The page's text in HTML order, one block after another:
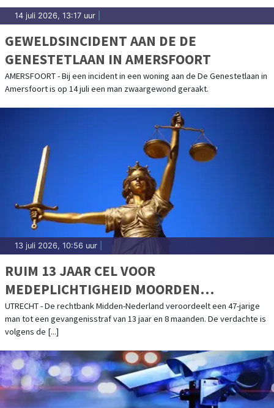
14 juli 2026, 13:17 uur
GEWELDSINCIDENT AAN DE DE
GENESTETLAAN IN AMERSFOORT
AMERSFOORT - Bij een incident in een woning aan de De Genestetlaan in
Amersfoort is op 14 juli een man zwaargewond geraakt.
13 juli 2026, 10:56 uur
RUIM 13 JAAR CEL VOOR
MEDEPLICHTIGHEID MOORDEN
AMERSFOORT EN STEENBERGEN
UTRECHT - De rechtbank Midden-Nederland veroordeelt een 47-jarige
man tot een gevangenisstraf van 13 jaar en 8 maanden. De verdachte is
volgens de [...]